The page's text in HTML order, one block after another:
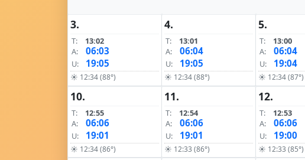
3.
T:
13:02
A:
06:03
U: 19:05
☀ 12:34 (88°)
4.
T:
13:01
A:
06:04
U: 19:05
☀ 12:34 (88°)
5.
T:
13:00
A:
06:04
U: 19:04
☀ 12:34 (87°)
10.
T:
12:55
A:
06:06
U: 19:01
☀ 12:34 (86°)
11.
T:
12:54
A:
06:06
U: 19:01
☀ 12:33 (86°)
12.
T:
12:53
A:
06:06
U: 19:00
☀ 12:33 (85°)